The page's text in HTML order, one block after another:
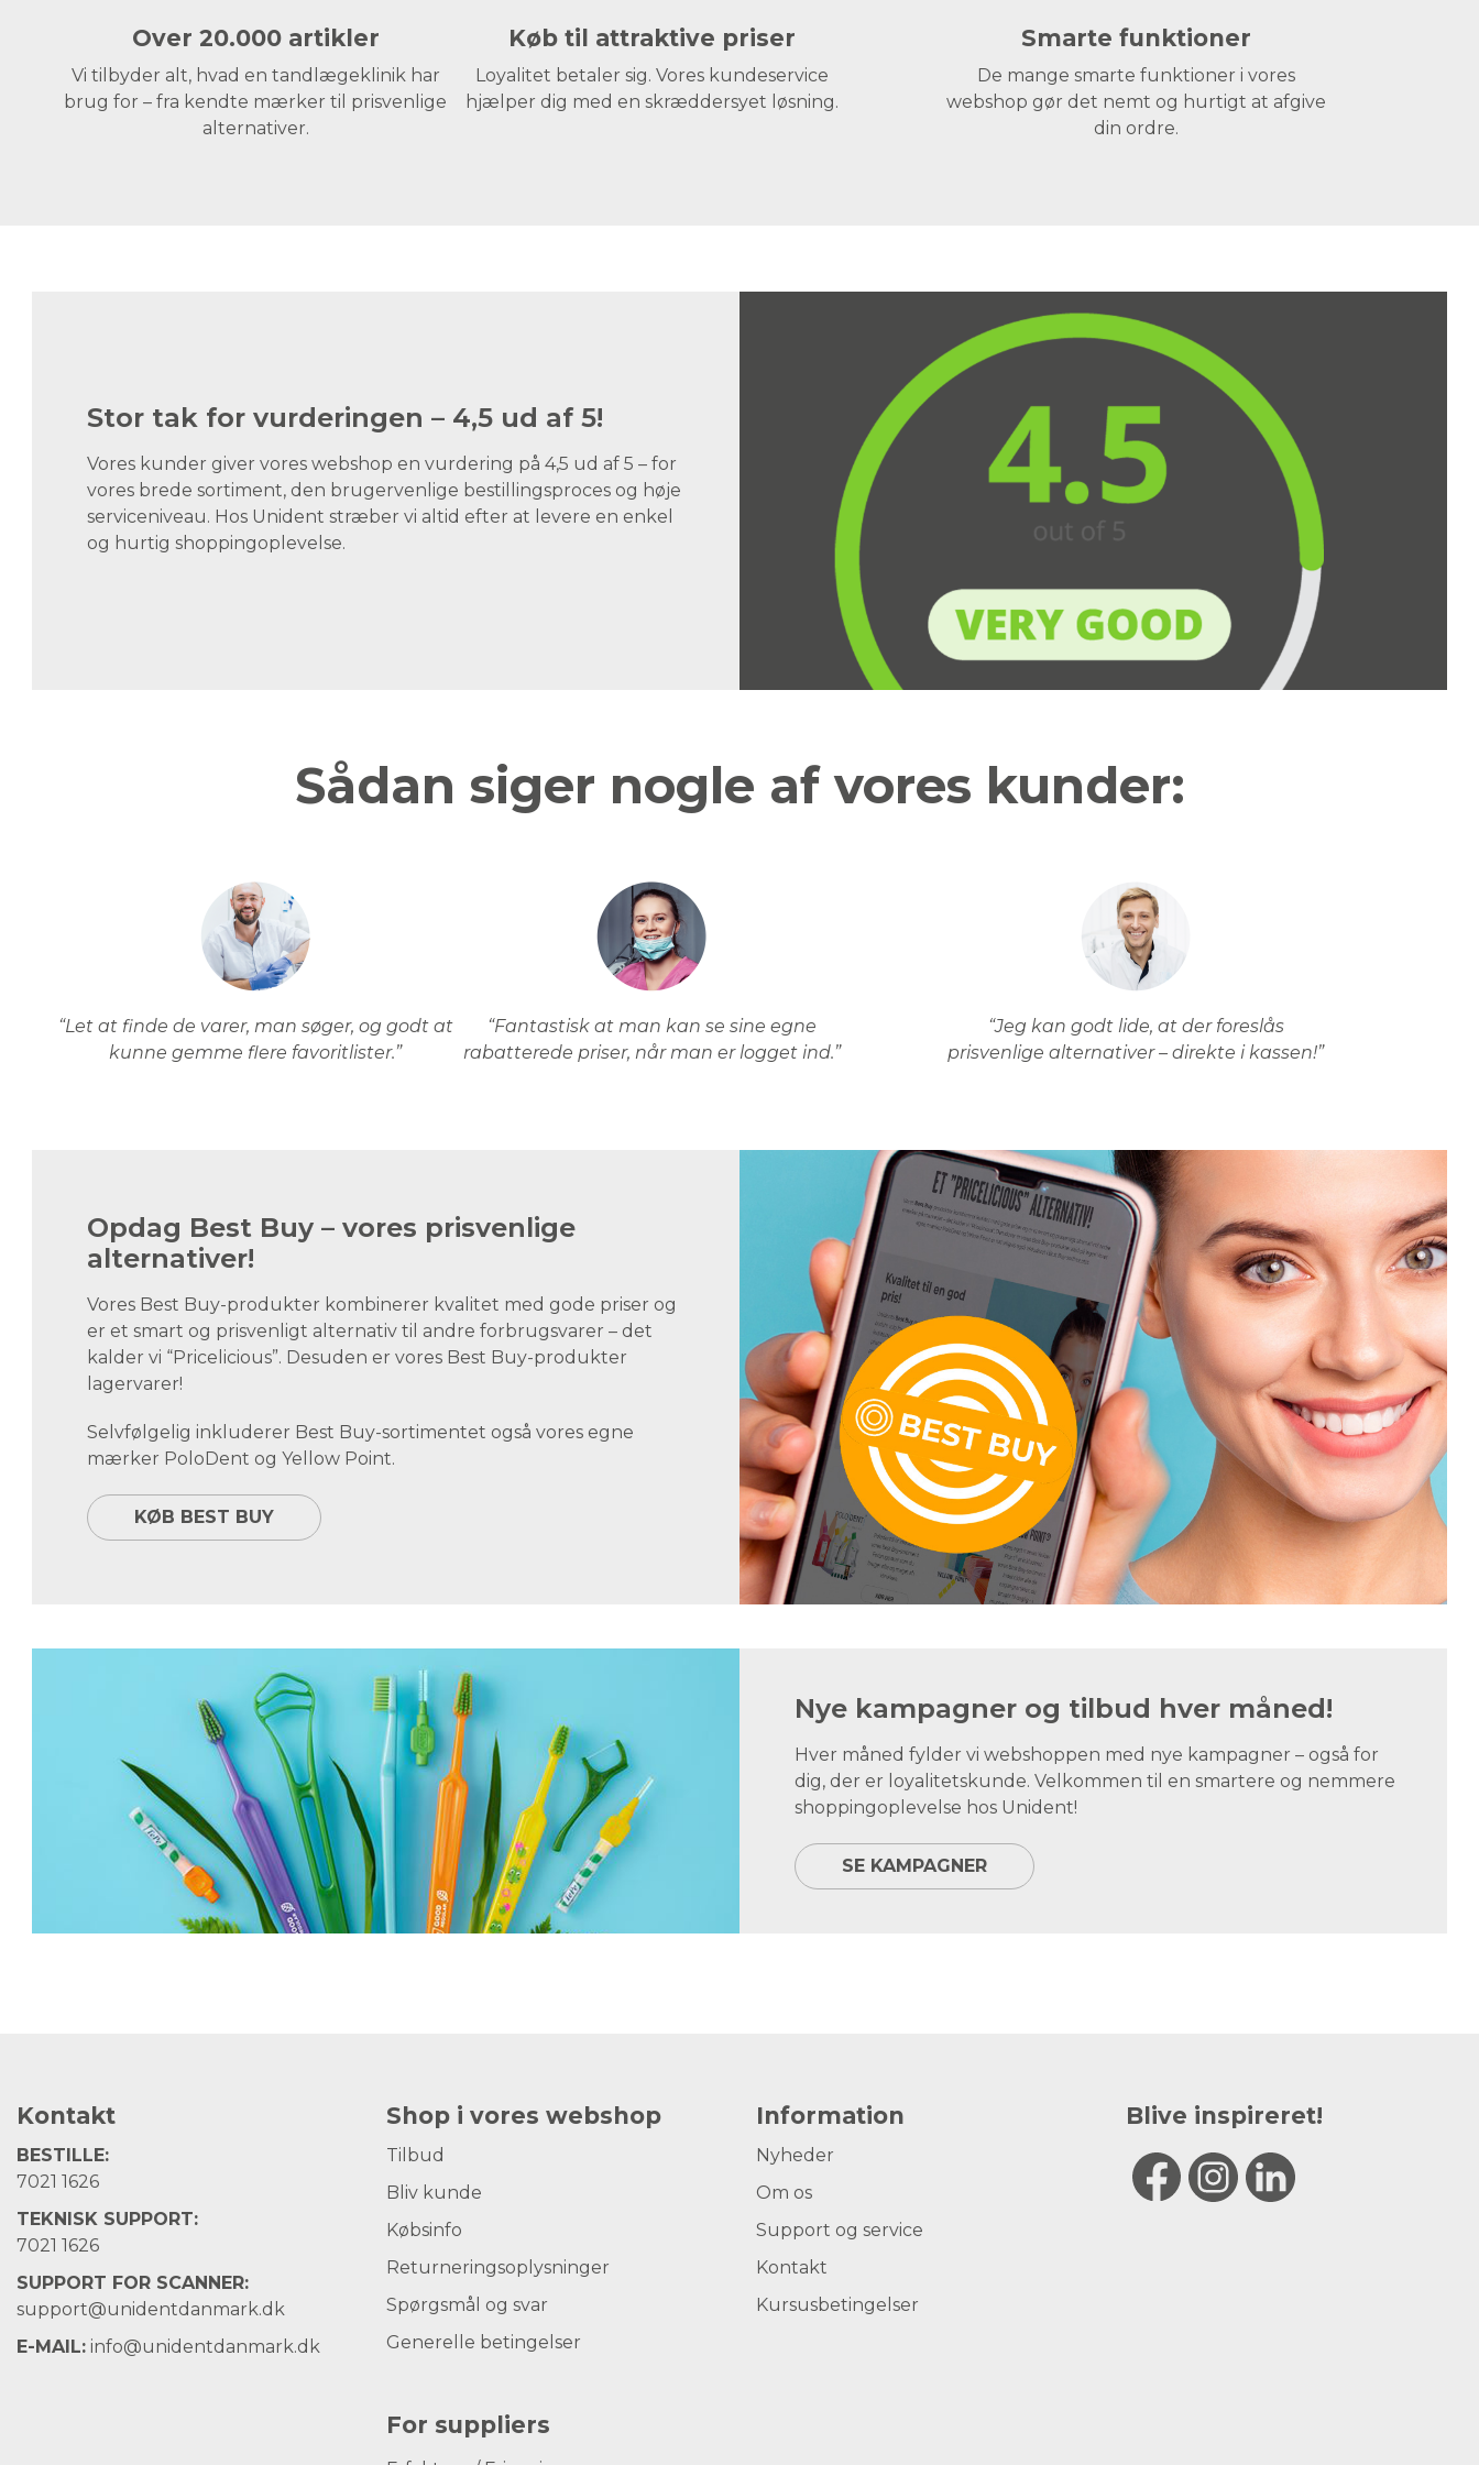
Over 20.000 artikler
Vi tilbyder alt, hvad en tandlægeklinik har
brug for – fra kendte mærker til prisvenlige
alternativer.
Køb til attraktive priser
Loyalitet betaler sig. Vores kundeservice
hjælper dig med en skræddersyet løsning.
Smarte funktioner
De mange smarte funktioner i vores
webshop gør det nemt og hurtigt at afgive
din ordre.
Stor tak for vurderingen – 4,5 ud af 5!
Vores kunder giver vores webshop en vurdering på 4,5 ud af 5 – for
vores brede sortiment, den brugervenlige bestillingsproces og høje
serviceniveau. Hos Unident stræber vi altid efter at levere en enkel
og hurtig shoppingoplevelse.
Sådan siger nogle af vores kunder:
“Let at finde de varer, man søger, og godt at
kunne gemme flere favoritlister.”
“Fantastisk at man kan se sine egne
rabatterede priser, når man er logget ind.”
“Jeg kan godt lide, at der foreslås
prisvenlige alternativer – direkte i kassen!”
Opdag Best Buy – vores prisvenlige
alternativer!
Vores Best Buy-produkter kombinerer kvalitet med gode priser og
er et smart og prisvenligt alternativ til andre forbrugsvarer – det
kalder vi “Pricelicious”. Desuden er vores Best Buy-produkter
lagervarer!
Selvfølgelig inkluderer Best Buy-sortimentet også vores egne
mærker PoloDent og Yellow Point.
KØB BEST BUY
Nye kampagner og tilbud hver måned!
Hver måned fylder vi webshoppen med nye kampagner – også for
dig, der er loyalitetskunde. Velkommen til en smartere og nemmere
shoppingoplevelse hos Unident!
SE KAMPAGNER
Kontakt
BESTILLE:
7021 1626
TEKNISK SUPPORT:
7021 1626
SUPPORT FOR SCANNER:
support@unidentdanmark.dk
E-MAIL: info@unidentdanmark.dk
Shop i vores webshop
Tilbud
Bliv kunde
Købsinfo
Returneringsoplysninger
Spørgsmål og svar
Generelle betingelser
For suppliers
Information
Nyheder
Om os
Support og service
Kontakt
Kursusbetingelser
Blive inspireret!